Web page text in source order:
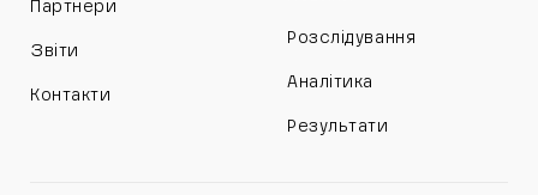
Партнери
Звіти
Контакти
Розслідування
Аналітика
Результати